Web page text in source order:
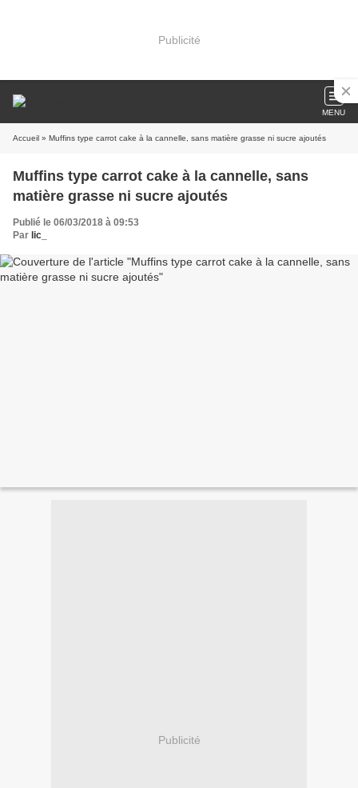
Publicité
MENU
Accueil » Muffins type carrot cake à la cannelle, sans matière grasse ni sucre ajoutés
Muffins type carrot cake à la cannelle, sans
matière grasse ni sucre ajoutés
Publié le 06/03/2018 à 09:53
Par lic_
Publicité